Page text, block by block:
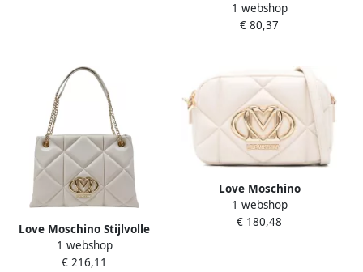
Portemonnee met Omslag
Beige Dames
1 webshop
€ 80,37
Love Moschino Stijlvolle
damestassen voor lente
zomer Beige Dames
1 webshop
€ 216,11
Love Moschino
Gewatteerde Witte
Schoudertas met Gouden
1 webshop
€ 180,48